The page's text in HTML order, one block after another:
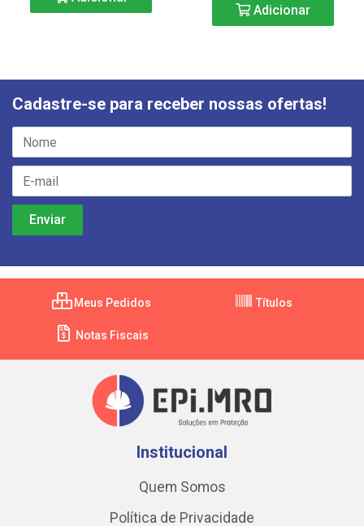
Adicionar
Cadastre-se para receber nossas ofertas!
Meus Pedidos Títulos
Notas Fiscais
Institucional
Quem Somos
Política de Privacidade